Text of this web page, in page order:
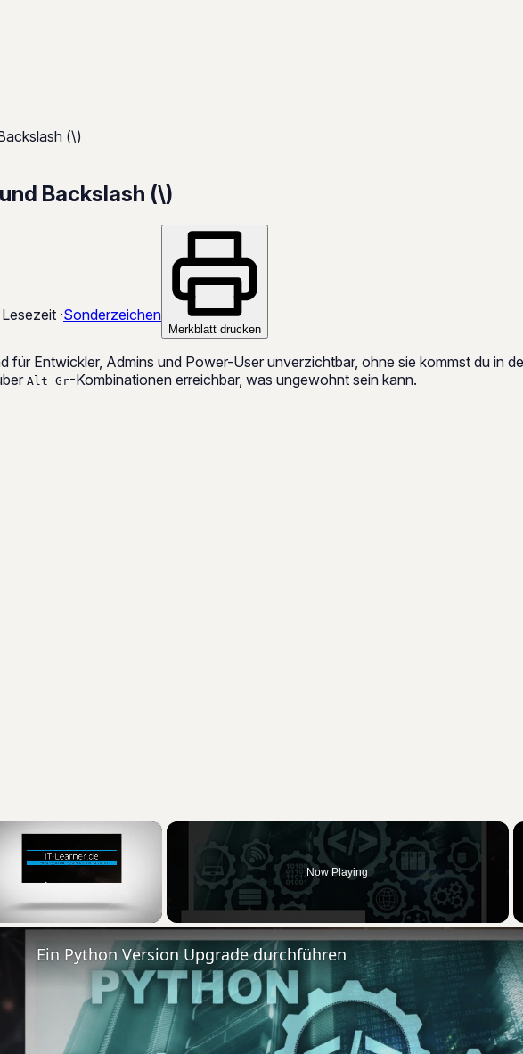
(\)
Backslash (\)
·Sonderzeichen
Merkblatt drucken
für Entwickler, Admins und Power-User unverzichtbar, ohne sie kommst du in
Alt Gr-Kombinationen erreichbar, was ungewohnt sein kann.
×
Unmute
Now Playing
Ein Python Version Upgrade durchführen